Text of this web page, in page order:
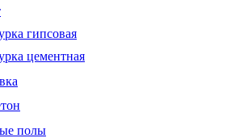
гипсовая
цементная
полы